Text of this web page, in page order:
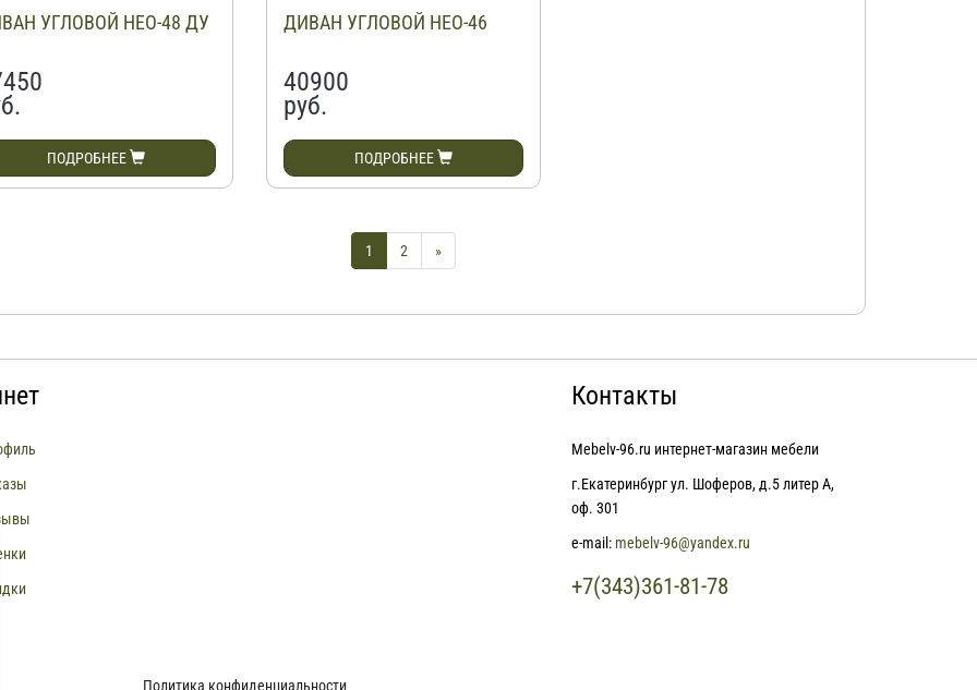
УГЛОВОЙ НЕО-48 ДУ
ПОДРОБНЕЕ
ДИВАН УГЛОВОЙ НЕО-46
40900
руб.
ПОДРОБНЕЕ
1 2 »
Контакты
Mebelv-96.ru интернет-магазин мебели
г.Екатеринбург ул. Шоферов, д.5 литер А,
оф. 301
e-mail: mebelv-96@yandex.ru
+7(343)361-81-78
Политика конфиденциальности